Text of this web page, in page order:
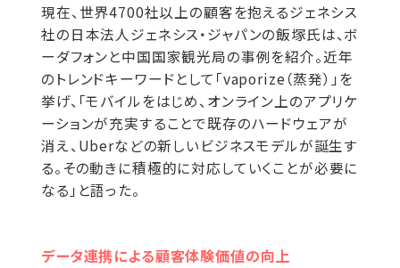
現在、世界4700社以上の顧客を抱えるジェネシス
社の日本法人ジェネシス・ジャパンの飯塚氏は、ボ
ーダフォンと中国国家観光局の事例を紹介。近年
のトレンドキーワードとして「vaporize（蒸発）」を
挙げ、「モバイルをはじめ、オンライン上のアプリケ
ーションが充実することで既存のハードウェアが
消え、Uberなどの新しいビジネスモデルが誕生す
る。その動きに積極的に対応していくことが必要に
なる」と語った。
データ連携による顧客体験価値の向上